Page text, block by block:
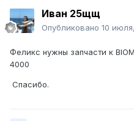
Иван 25щщ
Опубликовано 10
Феликс нужны запчасти к
4000
Спасибо.